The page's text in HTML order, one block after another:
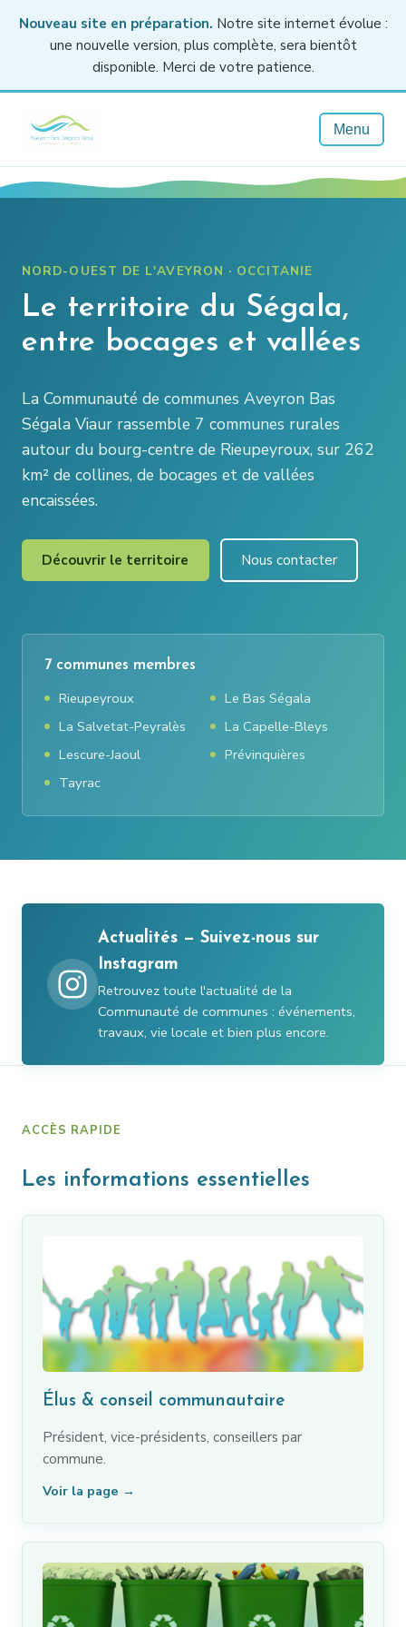
Nouveau site en préparation. Notre site internet évolue :
une nouvelle version, plus complète, sera bientôt
disponible. Merci de votre patience.
Menu
NORD-OUEST DE L'AVEYRON · OCCITANIE
Le territoire du Ségala,
entre bocages et vallées
La Communauté de communes Aveyron Bas
Ségala Viaur rassemble 7 communes rurales
autour du bourg-centre de Rieupeyroux, sur 262
km² de collines, de bocages et de vallées
encaissées.
Découvrir le territoire Nous contacter
7 communes membres
Rieupeyroux
Le Bas Ségala
La Salvetat-Peyralès
La Capelle-Bleys
Lescure-Jaoul
Prévinquières
Tayrac
Actualités — Suivez-nous sur
Instagram
Retrouvez toute l'actualité de la
Communauté de communes : événements,
travaux, vie locale et bien plus encore.
ACCÈS RAPIDE
Les informations essentielles
Élus & conseil communautaire
Président, vice-présidents, conseillers par
commune.
Voir la page →